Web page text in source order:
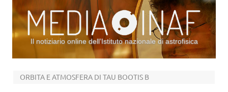
Il notiziario online dell’Istituto nazionale di astrofisica
ORBITA E ATMOSFERA DI TAU BOOTIS B